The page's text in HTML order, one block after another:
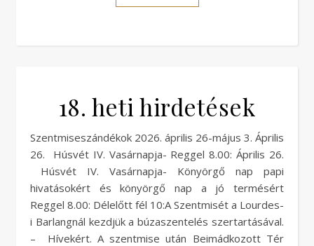
18. heti hirdetések
Szentmiseszándékok 2026. április 26-május 3. Április
26. Húsvét IV. Vasárnapja- Reggel 8.00: Április 26.
Húsvét IV. Vasárnapja- Könyörgő nap papi
hivatásokért és könyörgő nap a jó termésért
Reggel 8.00: Délelőtt fél 10:A Szentmisét a Lourdes-
i Barlangnál kezdjük a búzaszentelés szertartásával.
– Hívekért. A szentmise után Beimádkozott Tér